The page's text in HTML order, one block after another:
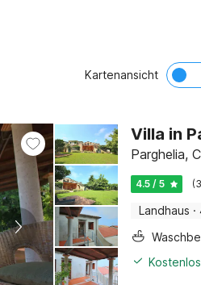
Kartenansicht
Villa in
Parghelia,
4.5 / 5
Landhaus ·